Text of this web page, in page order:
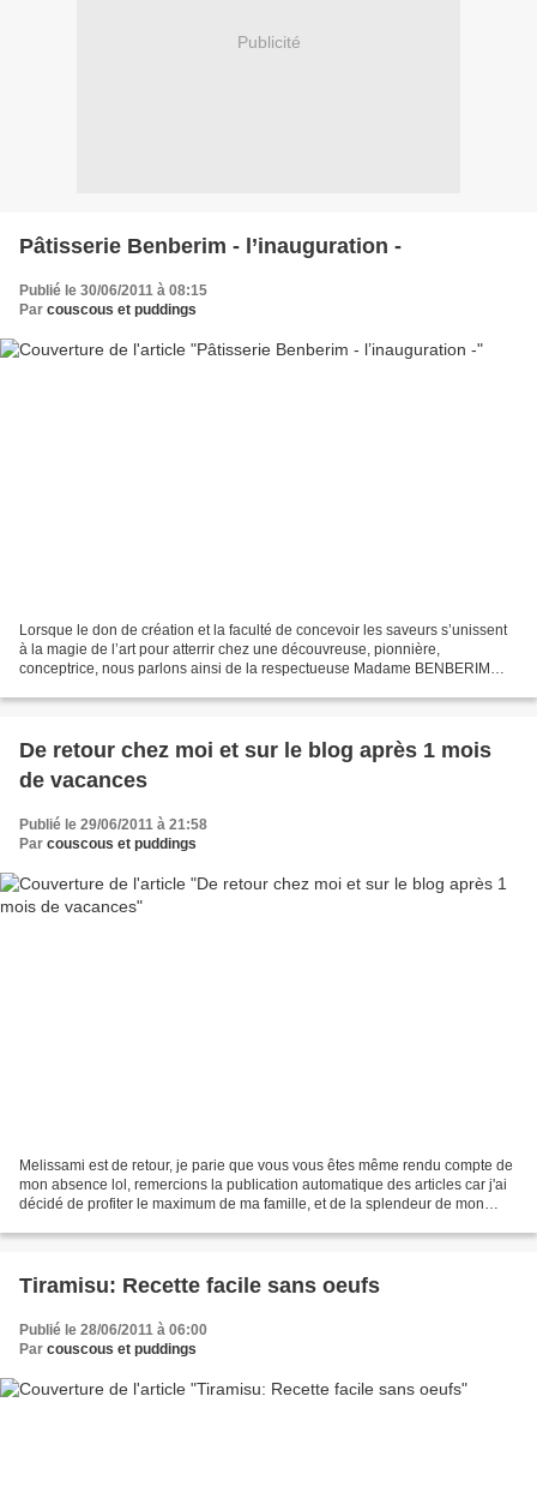
Publicité
Pâtisserie Benberim - l’inauguration -
Publié le 30/06/2011 à 08:15
Par couscous et puddings
Lorsque le don de création et la faculté de concevoir les saveurs s’unissent
à la magie de l’art pour atterrir chez une découvreuse, pionnière,
conceptrice, nous parlons ainsi de la respectueuse Madame BENBERIM
De retour chez moi et sur le blog après 1 mois
de vacances
Publié le 29/06/2011 à 21:58
Par couscous et puddings
Melissami est de retour, je parie que vous vous êtes même rendu compte de
mon absence lol, remercions la publication automatique des articles car j'ai
décidé de profiter le maximum de ma famille, et de la splendeur de mon
Tiramisu: Recette facile sans oeufs
Publié le 28/06/2011 à 06:00
Par couscous et puddings